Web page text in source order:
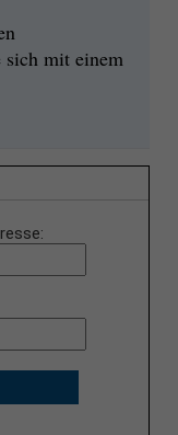
sich mit einem